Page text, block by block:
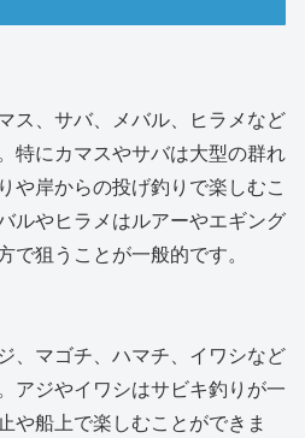
ス、サバ、メバル、ヒラメなど
特にカマスやサバは大型の群れ
や岸からの投げ釣りで楽しむこ
ルやヒラメはルアーやエギング
狙うことが一般的です。
、マゴチ、ハマチ、イワシなど
アジやイワシはサビキ釣りが一
や船上で楽しむことができま